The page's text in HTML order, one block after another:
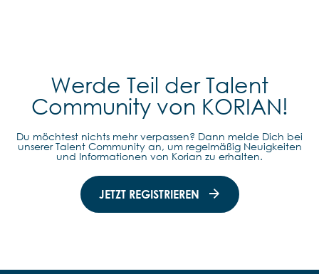
Werde Teil der Talent
Community von KORIAN!
Du möchtest nichts mehr verpassen? Dann melde Dich bei
unserer Talent Community an, um regelmäßig Neuigkeiten
und Informationen von Korian zu erhalten.
JETZT REGISTRIEREN